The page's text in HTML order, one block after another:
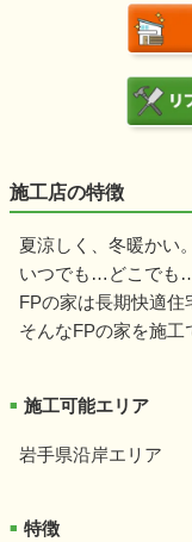
施工店の特徴
夏涼しく、冬暖かい。
いつでも…どこでも…
FPの家は長期快適住
そんなFPの家を施工
■ 施工可能エリア
岩手県沿岸エリア
■ 特徴